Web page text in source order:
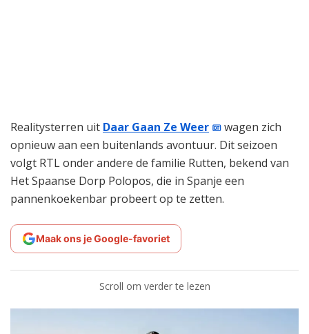
Realitysterren uit Daar Gaan Ze Weer
wagen zich
opnieuw aan een buitenlands avontuur. Dit seizoen
volgt RTL onder andere de familie Rutten, bekend van
Het Spaanse Dorp Polopos, die in Spanje een
pannenkoekenbar probeert op te zetten.
Maak ons je Google-favoriet
Scroll om verder te lezen